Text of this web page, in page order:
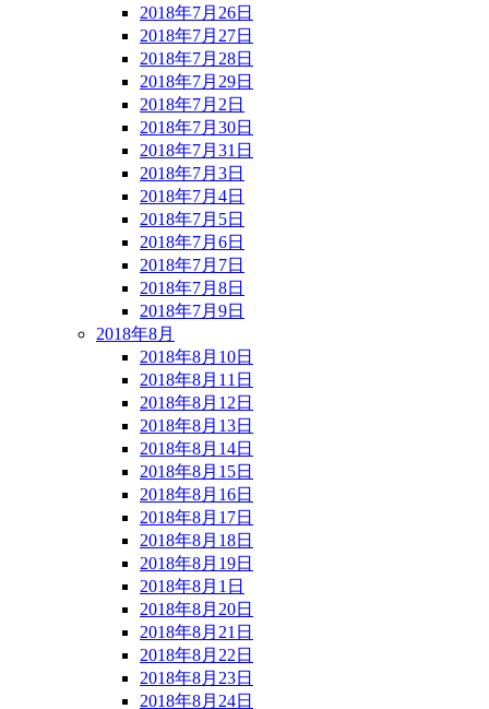
2018年7月26日
2018年7月27日
2018年7月28日
2018年7月29日
2018年7月2日
2018年7月30日
2018年7月31日
2018年7月3日
2018年7月4日
2018年7月5日
2018年7月6日
2018年7月7日
2018年7月8日
2018年7月9日
2018年8月
2018年8月10日
2018年8月11日
2018年8月12日
2018年8月13日
2018年8月14日
2018年8月15日
2018年8月16日
2018年8月17日
2018年8月18日
2018年8月19日
2018年8月1日
2018年8月20日
2018年8月21日
2018年8月22日
2018年8月23日
2018年8月24日